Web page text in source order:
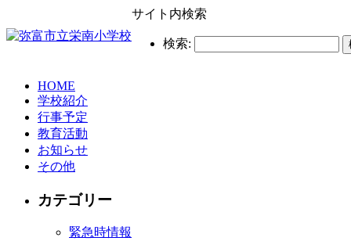
サイト内検索
検索:
HOME
学校紹介
行事予定
教育活動
お知らせ
その他
カテゴリー
緊急時情報